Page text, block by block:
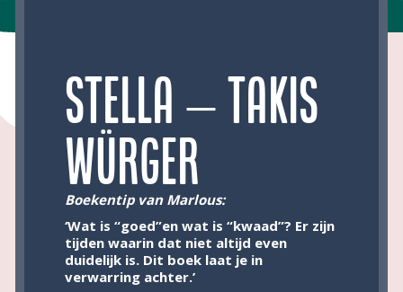
Stella – Takis
Würger
Boekentip van Marlous:
‘Wat is “goed”en wat is “kwaad”? Er zijn
tijden waarin dat niet altijd even
duidelijk is. Dit boek laat je in
verwarring achter.’